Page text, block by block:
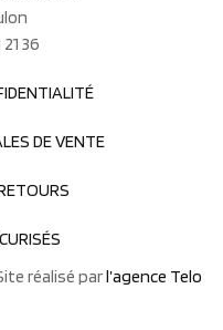
36
DE VENTE
réalisé parl’agence Telo